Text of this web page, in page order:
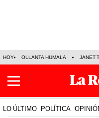
HOY OLLANTA HUMALA JANET
LO ÚLTIMO POLÍTICA